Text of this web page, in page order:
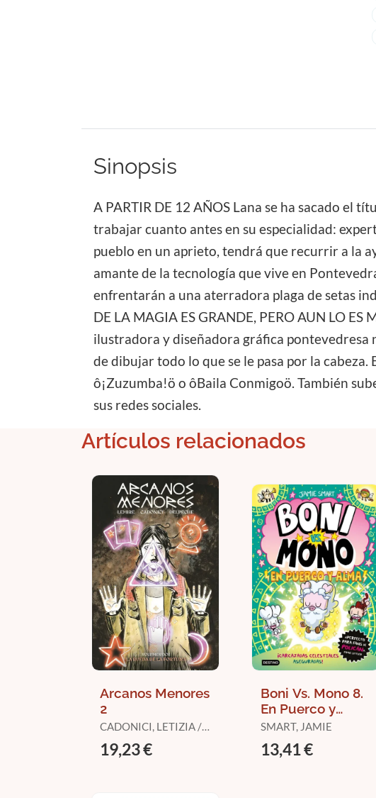
Sinopsis
A PARTIR DE 12 AÑOS Lana se ha sacado el
trabajar cuanto antes en su especialidad:
pueblo en un aprieto, tendrá que recurrir a la
amante de la tecnología que vive en
enfrentarán a una aterradora plaga de setas
DE LA MAGIA ES GRANDE, PERO AUN LO ES
ilustradora y diseñadora gráfica pontevedresa
de dibujar todo lo que se le pasa por la
ô¡Zuzumba!ö o ôBaila Conmigoö. También
sus redes sociales.
Artículos relacionados
Arcanos Menores
2
CADONICI, LETIZIA /
DELPECHE
19,23 €
Boni Vs. Mono 8.
En Puerco y
Alma
SMART, JAMIE
13,41 €